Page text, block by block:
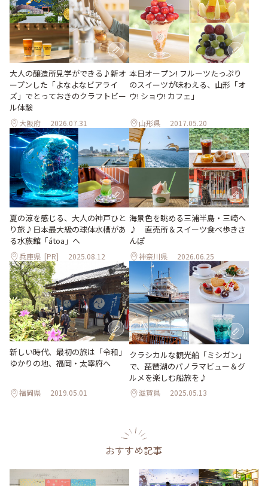
大人の醸造所見学ができる♪新オ
ープンした「よなよなビアライ
ズ」でとっておきのクラフトビー
ル体験
大阪府 2026.07.31
本日オープン! フルーツたっぷり
のスイーツが味わえる、山形「オ
ウ! ショウ! カフェ」
山形県 2017.05.20
夏の涼を感じる、大人の神戸ひと
り旅♪日本最大級の球体水槽があ
る水族館「átoa」へ
兵庫県 [PR] 2025.08.12
海景色を眺める三浦半島・三崎へ
♪ 直売所＆スイーツ食べ歩きさ
んぽ
神奈川県 2026.06.25
新しい時代、最初の旅は「令和」
ゆかりの地、福岡・太宰府へ
福岡県 2019.05.01
クラシカルな観光船「ミシガン」
で、琵琶湖のパノラマビュー＆グ
ルメを楽しむ船旅を♪
滋賀県 2025.05.13
おすすめ記事